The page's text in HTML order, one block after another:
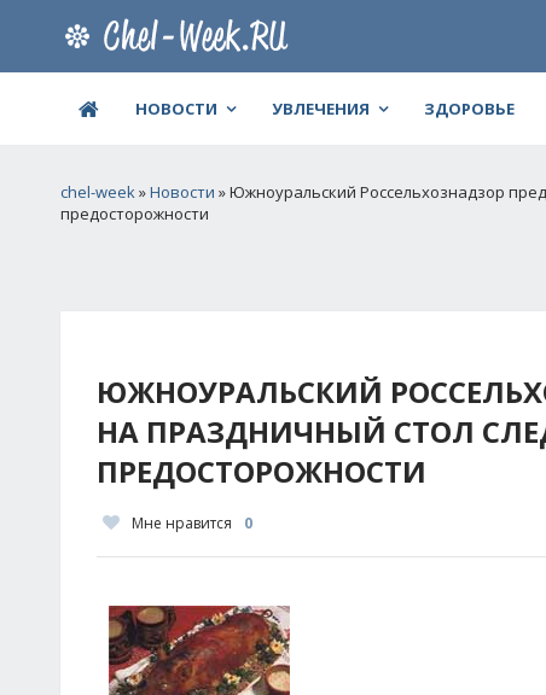
НОВОСТИ УВЛЕЧЕНИЯ ЗДОРОВЬЕ
chel-week»Новости » Южноуральский Россельхознадзор
предосторожности
ЮЖНОУРАЛЬСКИЙ
НА ПРАЗДНИЧНЫЙ СТОЛ
ПРЕДОСТОРОЖНОСТИ
Мне нравится 0